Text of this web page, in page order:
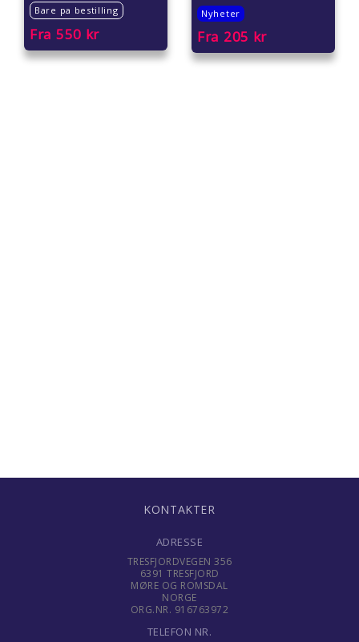
Bare pa bestilling
Fra 550 kr
Nyheter
Fra 205 kr
KONTAKTER
ADRESSE
TRESFJORDVEGEN 356
6391 TRESFJORD
MØRE OG ROMSDAL
NORGE
ORG.NR. 916763972
TELEFON NR.